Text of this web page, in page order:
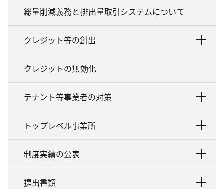
総量削減義務と排出量取引システムについて
クレジット等の創出
クレジットの無効化
テナント等事業者の対策
トップレベル事業所
制度実績の公表
提出書類